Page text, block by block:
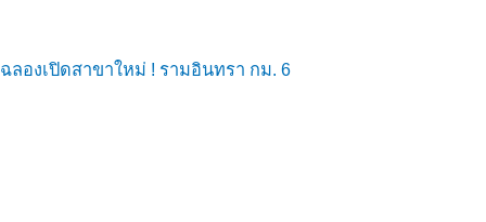
ฉลองเปิดสาขาใหม่ ! รามอินทรา กม. 6